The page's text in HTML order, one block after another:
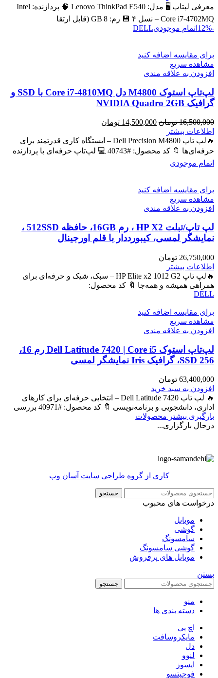
22,000,000 تومان
20,000,000 تومان
است.
معرفی لپتاپ 🖥️ مدل: Lenovo ThinkPad E540 🧠 پردازنده: Intel
Core i7‑4702MQ – نسل ۴ 💾 رم: 8 GB (قابل ارتقا
-12%
اتمام موجودیDELL
برای مقایسه اضافه کنید
مشاهده سریع
افزودن به علاقه مندی
لپ‌تاپ استوک M4800 دل Core i7-4810MQ با SSD و
گرافیک NVIDIA Quadro 2GB
16,500,000 تومان قیمت
16,500,000 تومان
بود.
14,500,000 تومان
14,500,000 تومان
است.
اطلاعات بیشتر
🔥لپ تاپ Dell Precision M4800 – ایستگاه کاری قدرتمند برای
حرفه‌ای‌ها 🔖 کد محصول: #40743 💻 لپ‌تاپ حرفه‌ای با پردازنده
اتمام موجودی
برای مقایسه اضافه کنید
مشاهده سریع
افزودن به علاقه مندی
لپ تاپ/تبلت HP X2 ، رم 16GB، حافظه 512SSD ،
نمایشگر لمسی، کیبورددار با قلم اورجینال
26,750,000 تومان
اطلاعات بیشتر
🔥لپ تاپ HP Elite x2 1012 G2 – سبک، شیک و حرفه‌ای برای
همراهی همیشه و همه‌جا 🔖 کد محصول:
DELL
برای مقایسه اضافه کنید
مشاهده سریع
افزودن به علاقه مندی
لپ‌تاپ استوک Dell Latitude 7420 | Core i5 رم 16،
SSD 256، گرافیک Iris نمایشگر لمسی
63,400,000 تومان
افزودن به سبد خرید
🔥 لپ تاپ Dell Latitude 7420 – انتخابی حرفه‌ای برای کارهای
اداری، دانشجویی و برنامه‌نویسی 🔖 کد محصول: #40971 بررسی
بارگیری بیشتر محصولات
درحال بارگزاری...
کاری از گروه طراحی سایت آسان وب
جستجو
درخواست های محبوب
موبایل
گوشی
سامسونگ
گوشی سامسونگ
موبایل های پرفروش
بستن
جستجو
منو
دسته بندی ها
اچ پی
مایکروسافت
دل
لنوو
ایسوز
فوجیتسو